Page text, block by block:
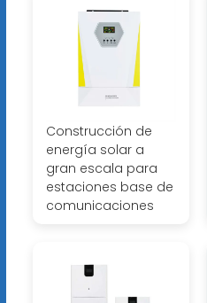
Construcción de
energía solar a
gran escala para
estaciones base de
comunicaciones